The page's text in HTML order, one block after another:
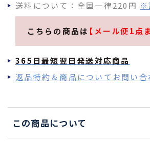
送料について：全国一律220円 ※
こちらの商品は 【メール便1点
365日最短翌日発送対応商品
返品特約＆商品についてお問い合
この商品について